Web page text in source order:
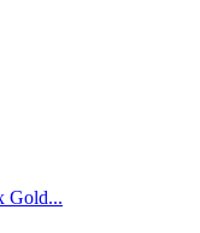
Gold...